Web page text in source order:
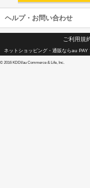
ヘルプ・お問い合わせ
ご利用規
ネットショッピング・通販ならau PAY
© 2016 KDDI/au Commerce & Life, Inc.